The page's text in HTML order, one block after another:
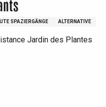
SPAZIERGÄNGE ALTERNATIVE
Jardin des Plantes